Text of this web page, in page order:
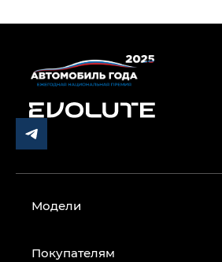
Модели
Покупателям